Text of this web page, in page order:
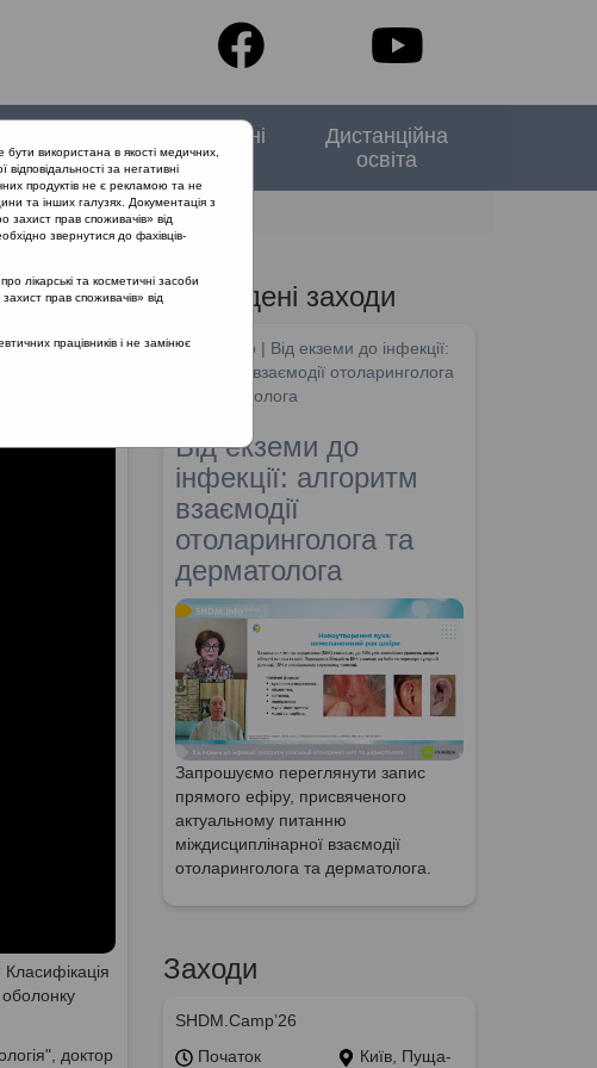
Спеціальні
випуски
Дистанційна
освіта
оболонку
доктор
Проведені заходи
SHDM.info | Від екземи до інфекції:
алгоритм взаємодії отоларинголога
та дерматолога
Від екземи до
інфекції: алгоритм
взаємодії
отоларинголога та
дерматолога
Запрошуємо переглянути запис
прямого ефіру, присвяченого
актуальному питанню
міждисциплінарної взаємодії
отоларинголога та дерматолога.
Заходи
SHDM.Camp’26
Початок
Київ, Пуща-
використана в якості медичних,
за негативні
продуктів не є рекламою та не
та інших галузях. Документація з
прав споживачів» від
звернутися до фахівців-
лікарські та косметичні засоби
прав споживачів» від
працівників і не замінює